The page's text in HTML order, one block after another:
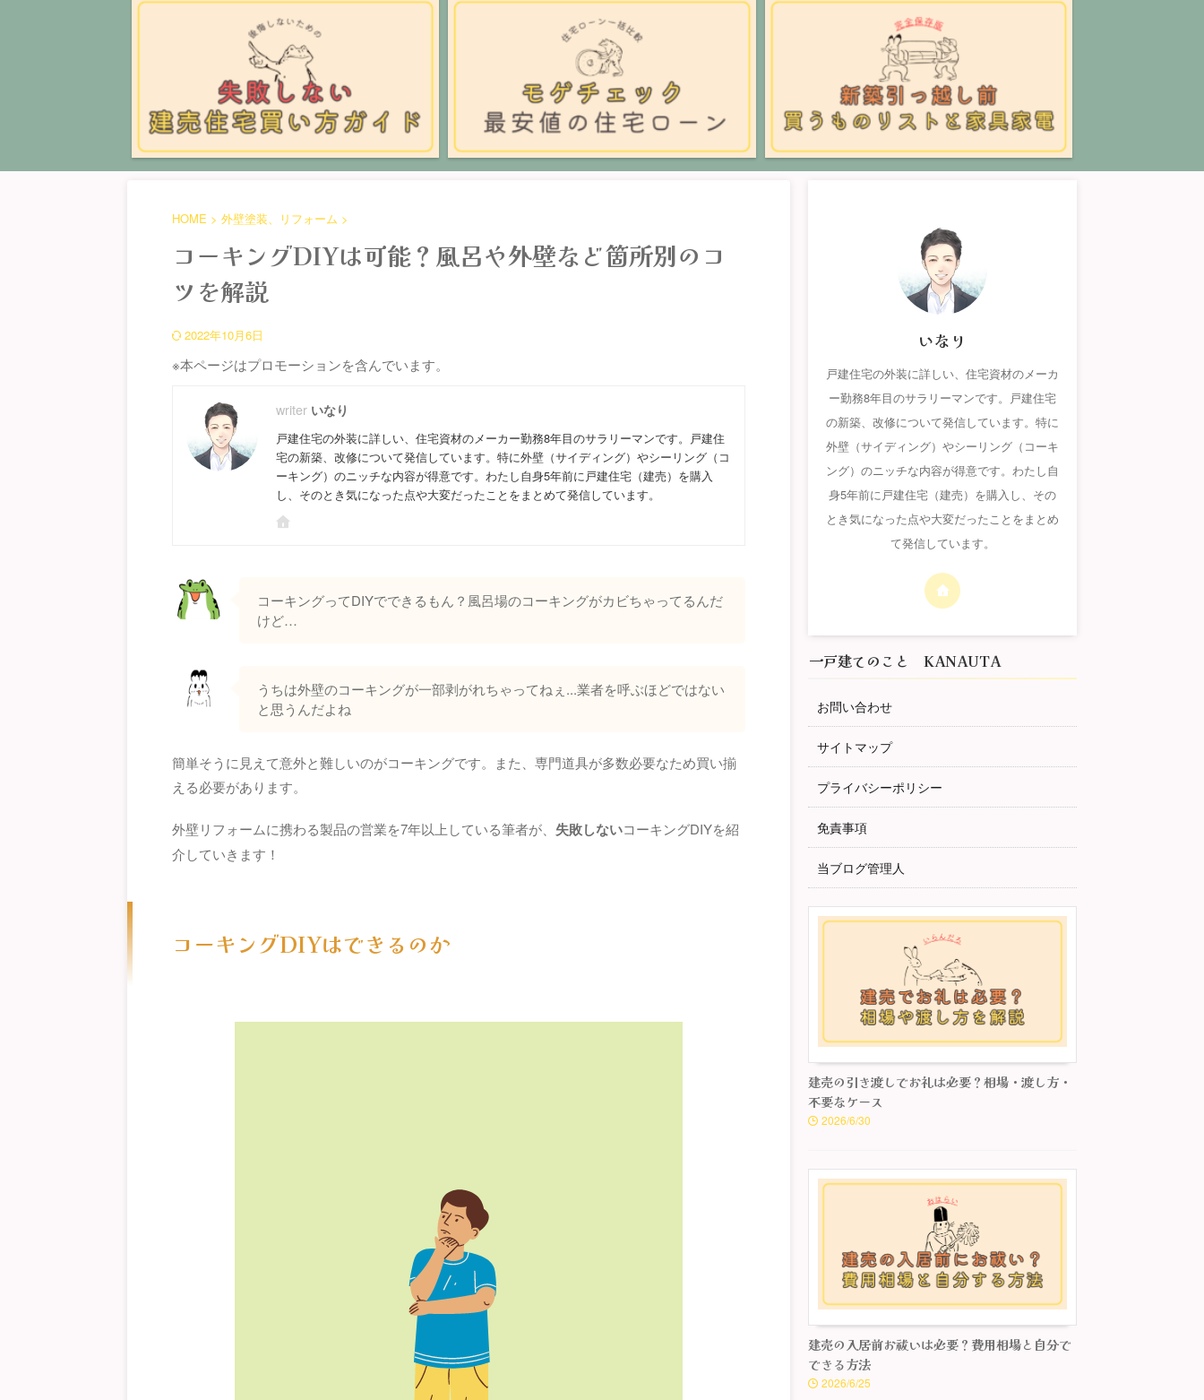
HOME > 外壁塗装、リフォーム >
コーキングDIYは可能？風呂や外壁など箇所別のコ
ツを解説
2022年10月6日
※本ページはプロモーションを含んでいます。
いなり
戸建住宅の外装に詳しい、住宅資材のメーカー勤務8年目のサラリーマンです。戸建住
宅の新築、改修について発信しています。特に外壁（サイディング）やシーリング（コ
ーキング）のニッチな内容が得意です。わたし自身5年前に戸建住宅（建売）を購入
し、そのとき気になった点や大変だったことをまとめて発信しています。
コーキングってDIYでできるもん？風呂場のコーキングがカビちゃってるんだ
けど…
うちは外壁のコーキングが一部剥がれちゃってねぇ...業者を呼ぶほどではない
と思うんだよね
簡単そうに見えて意外と難しいのがコーキングです。また、専門道具が多数必要なため買い揃
える必要があります。
外壁リフォームに携わる製品の営業を7年以上している筆者が、 失敗しないコーキングDIYを紹
介していきます！
コーキングDIYはできるのか
いなり
戸建住宅の外装に詳しい、住宅資材のメーカ
ー勤務8年目のサラリーマンです。戸建住宅
の新築、改修について発信しています。特に
外壁（サイディング）やシーリング（コーキ
ング）のニッチな内容が得意です。わたし自
身5年前に戸建住宅（建売）を購入し、その
とき気になった点や大変だったことをまとめ
て発信しています。
一戸建てのこと KANAUTA
お問い合わせ
サイトマップ
プライバシーポリシー
免責事項
当ブログ管理人
建売の引き渡しでお礼は必要？相場・渡し方・
不要なケース
2026/6/30
建売の入居前お祓いは必要？費用相場と自分で
できる方法
2026/6/25